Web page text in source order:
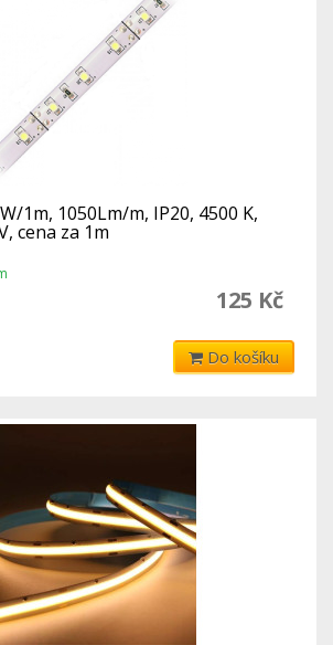
1m, 1050Lm/m, IP20, 4500 K,
cena za 1m
125 Kč
Do košíku